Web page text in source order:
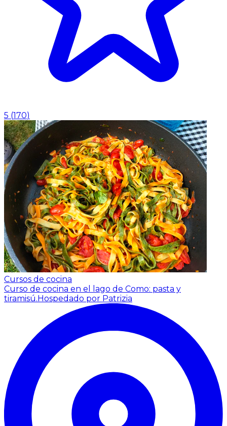
5 (170)
Cursos de cocina
Curso de cocina en el lago de Como: pasta y
tiramisú. Hospedado por Patrizia